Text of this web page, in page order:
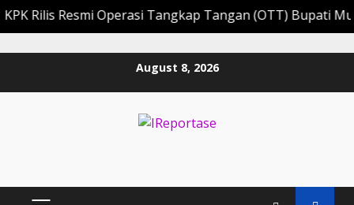
Resmi Operasi Tangkap Tangan (OTT) Bupati Muara
August 8, 2026